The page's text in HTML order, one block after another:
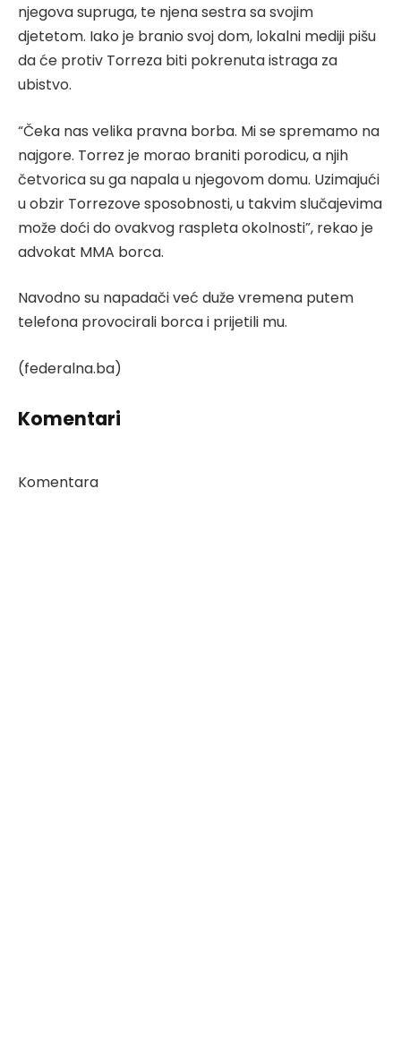
njegova supruga, te njena sestra sa svojim
djetetom. Iako je branio svoj dom, lokalni mediji pišu
da će protiv Torreza biti pokrenuta istraga za
ubistvo.
“Čeka nas velika pravna borba. Mi se spremamo na
najgore. Torrez je morao braniti porodicu, a njih
četvorica su ga napala u njegovom domu. Uzimajući
u obzir Torrezove sposobnosti, u takvim slučajevima
može doći do ovakvog raspleta okolnosti”, rekao je
advokat MMA borca.
Navodno su napadači već duže vremena putem
telefona provocirali borca i prijetili mu.
(federalna.ba)
Komentari
Komentara